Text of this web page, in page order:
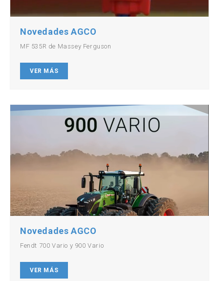
Novedades AGCO
MF 535R de Massey Ferguson
VER MÁS
Novedades AGCO
Fendt 700 Vario y 900 Vario
VER MÁS